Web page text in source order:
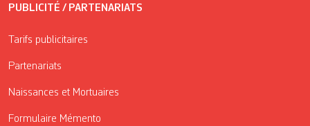
PUBLICITÉ / PARTENARIATS
Tarifs publicitaires
Partenariats
Naissances et Mortuaires
Formulaire Mémento